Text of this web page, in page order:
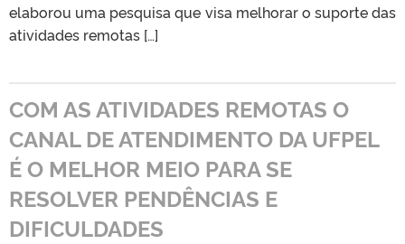
elaborou uma pesquisa que visa melhorar o suporte das
atividades remotas […]
COM AS ATIVIDADES REMOTAS O
CANAL DE ATENDIMENTO DA UFPEL
É O MELHOR MEIO PARA SE
RESOLVER PENDÊNCIAS E
DIFICULDADES